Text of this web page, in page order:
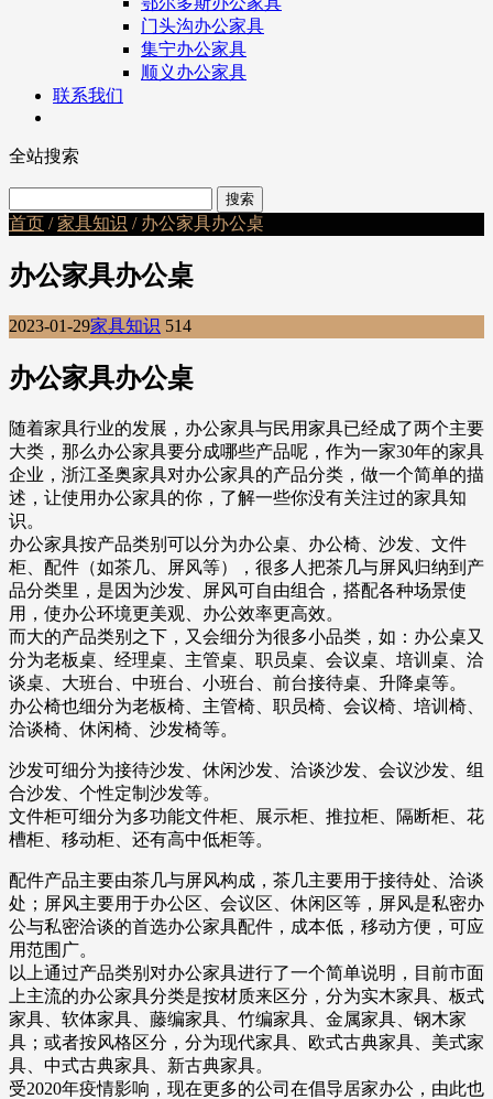
门头沟办公家具
集宁办公家具
顺义办公家具
联系我们
全站搜索
首页 /家具知识 / 办公家具办公桌
办公家具办公桌
2023-01-29家具知识 514
办公家具办公桌
随着家具行业的发展，办公家具与民用家具已经成了两个主要
大类，那么办公家具要分成哪些产品呢，作为一家30年的家具
企业，浙江圣奥家具对办公家具的产品分类，做一个简单的描
述，让使用办公家具的你，了解一些你没有关注过的家具知
识。
办公家具按产品类别可以分为办公桌、办公椅、沙发、文件
柜、配件（如茶几、屏风等），很多人把茶几与屏风归纳到产
品分类里，是因为沙发、屏风可自由组合，搭配各种场景使
用，使办公环境更美观、办公效率更高效。
而大的产品类别之下，又会细分为很多小品类，如：办公桌又
分为老板桌、经理桌、主管桌、职员桌、会议桌、培训桌、洽
谈桌、大班台、中班台、小班台、前台接待桌、升降桌等。
办公椅也细分为老板椅、主管椅、职员椅、会议椅、培训椅、
洽谈椅、休闲椅、沙发椅等。
沙发可细分为接待沙发、休闲沙发、洽谈沙发、会议沙发、组
合沙发、个性定制沙发等。
文件柜可细分为多功能文件柜、展示柜、推拉柜、隔断柜、花
槽柜、移动柜、还有高中低柜等。
配件产品主要由茶几与屏风构成，茶几主要用于接待处、洽谈
处；屏风主要用于办公区、会议区、休闲区等，屏风是私密办
公与私密洽谈的首选办公家具配件，成本低，移动方便，可应
用范围广。
以上通过产品类别对办公家具进行了一个简单说明，目前市面
上主流的办公家具分类是按材质来区分，分为实木家具、板式
家具、软体家具、藤编家具、竹编家具、金属家具、钢木家
具；或者按风格区分，分为现代家具、欧式古典家具、美式家
具、中式古典家具、新古典家具。
受2020年疫情影响，现在更多的公司在倡导居家办公，由此也